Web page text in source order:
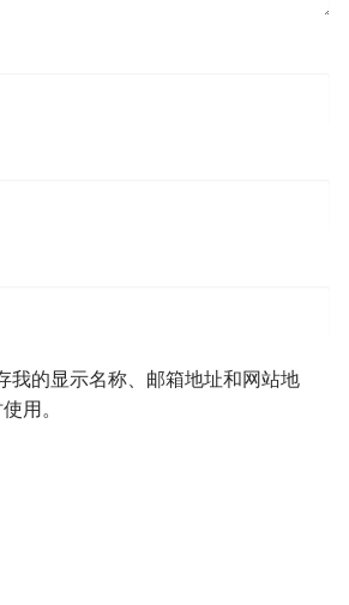
我的显示名称、邮箱地址和网站地
用。